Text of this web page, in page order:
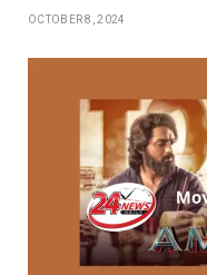
OCTOBER 8, 2024